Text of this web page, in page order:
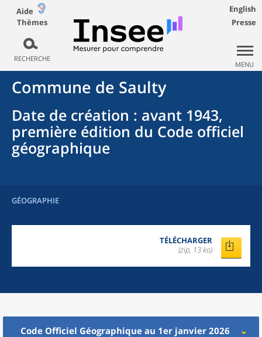
Aide
Thèmes
RECHERCHE
English
Presse
MENU
Commune de Saulty
Date de création : avant 1943,
première édition du Code officiel
géographique
GÉOGRAPHIE
TÉLÉCHARGER
(zip, 13 ko)
Code Officiel Géographique au 1er janvier 2026